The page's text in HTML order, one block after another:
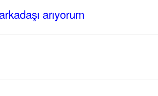
arıyorum